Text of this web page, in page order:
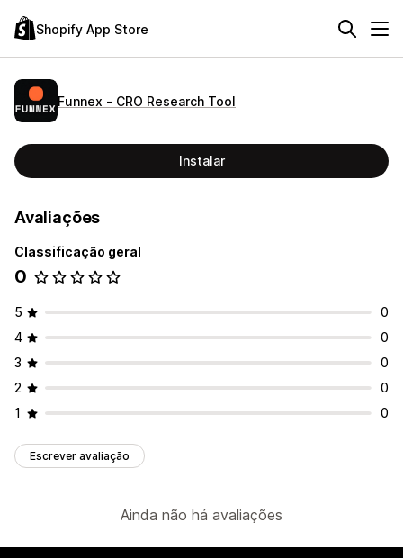
Shopify App Store
Funnex ‑ CRO Research Tool
Instalar
Avaliações
Classificação geral
0
5
0
4
0
3
0
2
0
1
0
Escrever avaliação
Ainda não há avaliações